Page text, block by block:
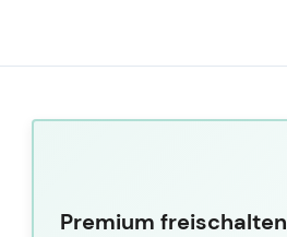
Premium freischalten